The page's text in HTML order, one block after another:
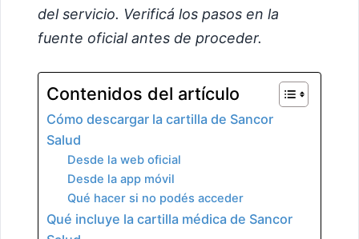
del servicio. Verificá los pasos en la
fuente oficial antes de proceder.
Contenidos del artículo
Cómo descargar la cartilla de Sancor
Salud
Desde la web oficial
Desde la app móvil
Qué hacer si no podés acceder
Qué incluye la cartilla médica de Sancor